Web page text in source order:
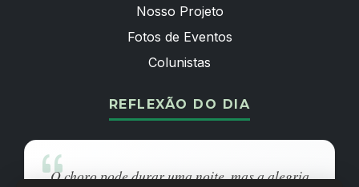
Nosso Projeto
Fotos de Eventos
Colunistas
REFLEXÃO DO DIA
O choro pode durar uma noite, mas a alegria